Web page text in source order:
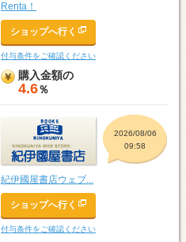
Renta！
ショップへ行く
付与条件をご確認ください
購入金額の
4.6％
2026/08/06
09:58
紀伊國屋書店ウェブ...
ショップへ行く
付与条件をご確認ください